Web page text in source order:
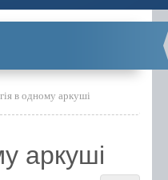
в одному аркуші
аркуші